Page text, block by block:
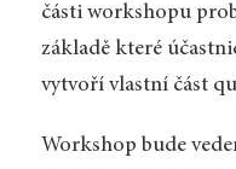
části workshopu
základě které
vytvoří vlastní část
Workshop bude